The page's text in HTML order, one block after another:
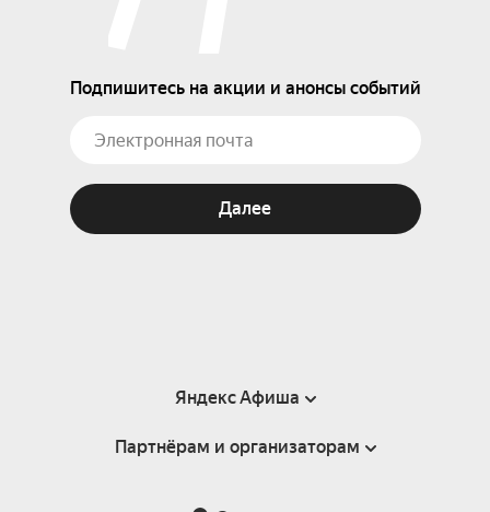
Подпишитесь на акции и анонсы событий
Далее
Яндекс Афиша
Справка
Партнёрам и организаторам